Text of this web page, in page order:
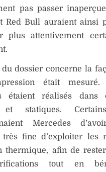
pas passer
Red Bull auraient ainsi
plus attentivement
dossier concerne la
était mesuré.
étaient réalisés dans
statiques.
Mercedes
très fine d’exploiter les
thermique, afin de
tout en